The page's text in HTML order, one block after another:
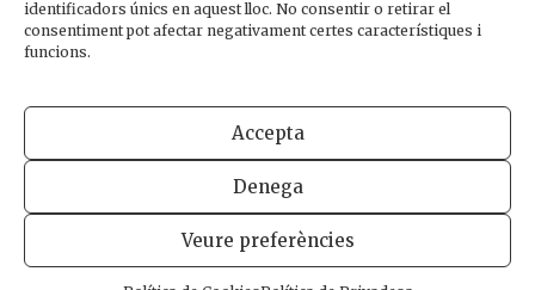
identificadors únics en aquest lloc. No consentir o retirar el
consentiment pot afectar negativament certes característiques i
funcions.
Accepta
Denega
Veure preferències
Carrer Trafalgar, 10, 2n-2a A
Fax 934 854 375
1984@edicions1984.cat
INFORMACIÓ LEGAL POLÍTICA DE PRIVADESA POLÍTICA DE COOKIES
DISSENY WEB